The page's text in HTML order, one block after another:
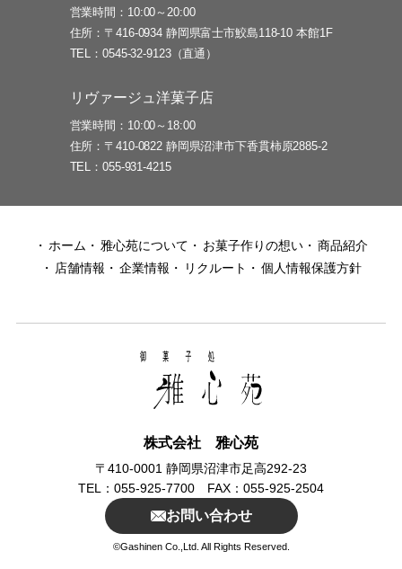
営業時間
10:00～20:00
住所
〒416-0934 静岡県富士市鮫島118-10 本館1F
TEL
0545-32-9123（直通）
リヴァージュ洋菓子店
営業時間
10:00～18:00
住所
〒410-0822 静岡県沼津市下香貫柿原2885-2
TEL
055-931-4215
ホーム 雅心苑について お菓子作りの想い
商品紹介
店舗情報
企業情報 リクルート 個人情報保護方針
株式会社 雅心苑
〒410-0001 静岡県沼津市足高292-23
TEL：055-925-7700 FAX：055-925-2504
お問い合わせ
©Gashinen Co.,Ltd. All Rights Reserved.